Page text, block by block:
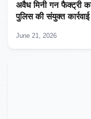
अवैध मिनी गन फैक्ट्री
पुलिस की संयुक्त
June 21, 2026